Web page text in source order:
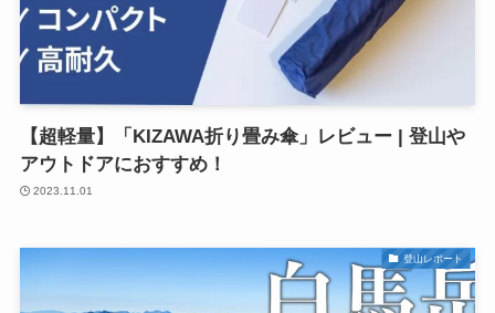
【超軽量】「KIZAWA折り畳み傘」レビュー | 登山や
アウトドアにおすすめ！
2023.11.01
登山レポート